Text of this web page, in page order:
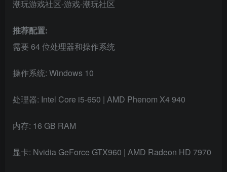
推荐配置:
需要 64 位处理器和操作系统
操作系统: Windows 10
处理器: Intel Core i5-650 | AMD Phenom X4 940
内存: 16 GB RAM
显卡: Nvidia GeForce GTX960 | AMD Radeon HD 7970